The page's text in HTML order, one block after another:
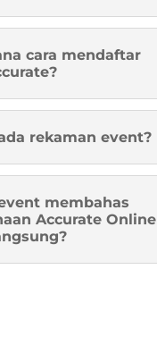
cara mendaftar
rekaman event?
membahas
Accurate Online